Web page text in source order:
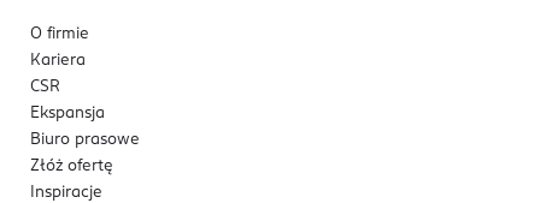
O firmie
Kariera
CSR
Ekspansja
Biuro prasowe
Złóż ofertę
Inspiracje